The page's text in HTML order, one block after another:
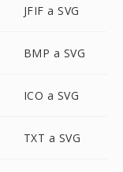
JFIF a SVG
BMP a SVG
ICO a SVG
TXT a SVG